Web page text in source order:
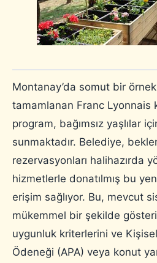
Montanay’da somut bir
tamamlanan Franc Lyonnais
program, bağımsız yaşlılar
sunmaktadır. Belediye,
rezervasyonları halihazırda
hizmetlerle donatılmış bu
erişim sağlıyor. Bu, mevcut
mükemmel bir şekilde
uygunluk kriterlerini ve
Ödeneği (APA) veya konut